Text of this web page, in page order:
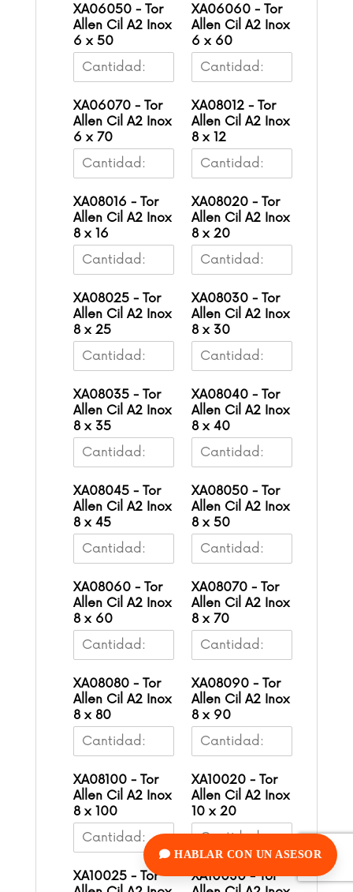
HABLAR CON UN ASESOR
XA06050 - Tor
Allen Cil A2 Inox
6 x 50
XA06060 - Tor
Allen Cil A2 Inox
6 x 60
XA06070 - Tor
Allen Cil A2 Inox
6 x 70
XA08012 - Tor
Allen Cil A2 Inox
8 x 12
XA08016 - Tor
Allen Cil A2 Inox
8 x 16
XA08020 - Tor
Allen Cil A2 Inox
8 x 20
XA08025 - Tor
Allen Cil A2 Inox
8 x 25
XA08030 - Tor
Allen Cil A2 Inox
8 x 30
XA08035 - Tor
Allen Cil A2 Inox
8 x 35
XA08040 - Tor
Allen Cil A2 Inox
8 x 40
XA08045 - Tor
Allen Cil A2 Inox
8 x 45
XA08050 - Tor
Allen Cil A2 Inox
8 x 50
XA08060 - Tor
Allen Cil A2 Inox
8 x 60
XA08070 - Tor
Allen Cil A2 Inox
8 x 70
XA08080 - Tor
Allen Cil A2 Inox
8 x 80
XA08090 - Tor
Allen Cil A2 Inox
8 x 90
XA08100 - Tor
Allen Cil A2 Inox
8 x 100
XA10020 - Tor
Allen Cil A2 Inox
10 x 20
XA10025 - Tor
XA10030 - Tor